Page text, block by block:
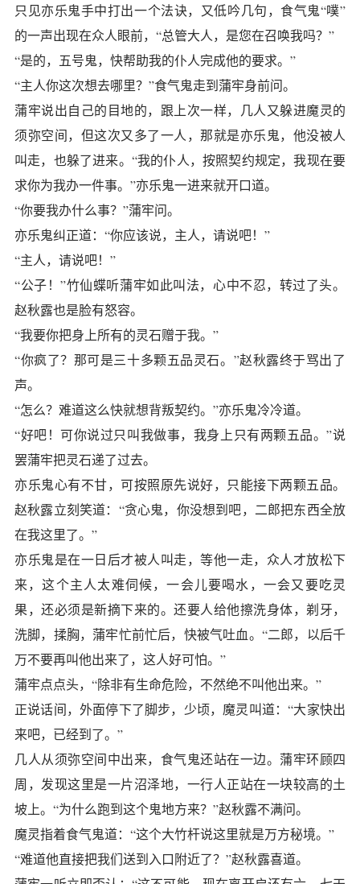
只见亦乐鬼手中打出一个法诀，又低吟几句，食气鬼“噗”
的一声出现在众人眼前，“总管大人，是您在召唤我吗？”
“是的，五号鬼，快帮助我的仆人完成他的要求。”
“主人你这次想去哪里？”食气鬼走到蒲牢身前问。
蒲牢说出自己的目地的，跟上次一样，几人又躲进魔灵的
须弥空间，但这次又多了一人，那就是亦乐鬼，他没被人
叫走，也躲了进来。“我的仆人，按照契约规定，我现在要
求你为我办一件事。”亦乐鬼一进来就开口道。
“你要我办什么事？”蒲牢问。
亦乐鬼纠正道：“你应该说，主人，请说吧！”
“主人，请说吧！”
“公子！”竹仙蝶听蒲牢如此叫法，心中不忍，转过了头。
赵秋露也是脸有怒容。
“我要你把身上所有的灵石赠于我。”
“你疯了？那可是三十多颗五品灵石。”赵秋露终于骂出了
声。
“怎么？难道这么快就想背叛契约。”亦乐鬼冷冷道。
“好吧！可你说过只叫我做事，我身上只有两颗五品。”说
罢蒲牢把灵石递了过去。
亦乐鬼心有不甘，可按照原先说好，只能接下两颗五品。
赵秋露立刻笑道：“贪心鬼，你没想到吧，二郎把东西全放
在我这里了。”
亦乐鬼是在一日后才被人叫走，等他一走，众人才放松下
来，这个主人太难伺候，一会儿要喝水，一会又要吃灵
果，还必须是新摘下来的。还要人给他擦洗身体，剃牙，
洗脚，揉胸，蒲牢忙前忙后，快被气吐血。“二郎，以后千
万不要再叫他出来了，这人好可怕。”
蒲牢点点头，“除非有生命危险，不然绝不叫他出来。”
正说话间，外面停下了脚步，少顷，魔灵叫道：“大家快出
来吧，已经到了。”
几人从须弥空间中出来，食气鬼还站在一边。蒲牢环顾四
周，发现这里是一片沼泽地，一行人正站在一块较高的土
坡上。“为什么跑到这个鬼地方来？”赵秋露不满问。
魔灵指着食气鬼道：“这个大竹杆说这里就是万方秘境。”
“难道他直接把我们送到入口附近了？”赵秋露喜道。